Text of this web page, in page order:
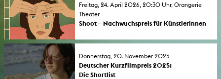
ausgezeichnet. Noch bis 31. Juli sind sie in der
3sat-Mediathek zu sehen.
Freitag, 24. April 2026, 20:30 Uhr, Orangerie
Theater
Shoot – Nachwuchspreis für Künstlerinnen
Der Nachwuchspreis für Künstlerinnen der
zwischen der Gleichstellung der KHM und
dem IFFF Dortmund+Köln vergeben.
Donnerstag, 20. November 2025
Deutscher Kurzfilmpreis 2025:
Die Shortlist